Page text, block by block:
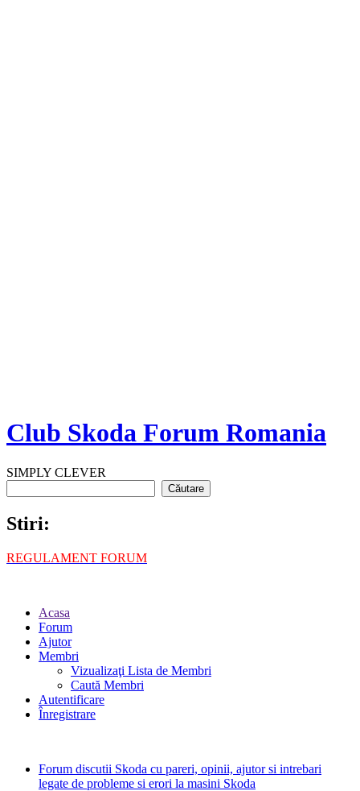
Club Skoda Forum Romania
SIMPLY CLEVER
Stiri:
REGULAMENT FORUM
Acasa
Forum
Ajutor
Membri
Vizualizaţi Lista de Membri
Caută Membri
Autentificare
Înregistrare
Forum discutii Skoda cu pareri, opinii, ajutor si intrebari
legate de probleme si erori la masini Skoda